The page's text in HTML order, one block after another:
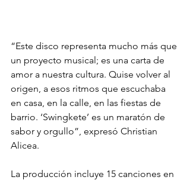
“Este disco representa mucho más que
un proyecto musical; es una carta de
amor a nuestra cultura. Quise volver al
origen, a esos ritmos que escuchaba
en casa, en la calle, en las fiestas de
barrio. ‘Swingkete’ es un maratón de
sabor y orgullo”, expresó Christian
Alicea.
La producción incluye 15 canciones en